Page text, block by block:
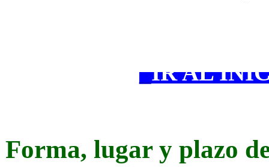
_IR AL
Forma, lugar y plazo